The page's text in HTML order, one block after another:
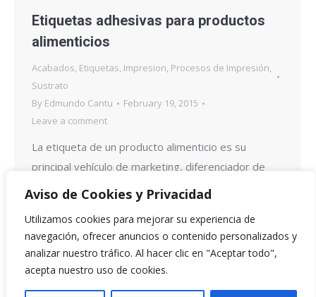
Aviso de Cookies y Privacidad
Utilizamos cookies para mejorar su experiencia de
navegación, ofrecer anuncios o contenido personalizados y
analizar nuestro tráfico. Al hacer clic en "Aceptar todo",
acepta nuestro uso de cookies.
Etiquetas adhesivas para productos
alimenticios
Acabados, Etiquetas, Impresion, Procesos de Impresión,
Sustrato
By Edmundo Cantu
February 19, 2015
Leave a comment
La etiqueta de un producto alimenticio es su
principal vehículo de marketing, diferenciador de
marcas y medio de comunicación entre los
productores y el consumidor final. La etiqueta
además de generar interés, deben contener la
información completa del producto, así como, la
información de la dieta diaria recomendada y el